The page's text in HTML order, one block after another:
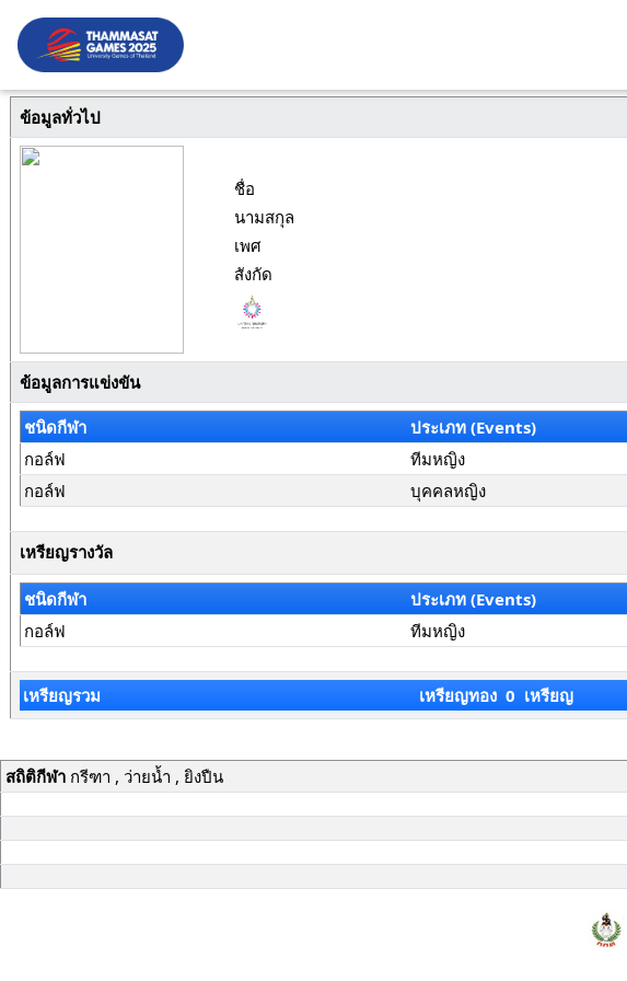
ข้อมูลทั่วไป
ชื่อ
นามสกุล
เพศ
สังกัด
ข้อมูลการแข่งขัน
ชนิดกีฬา
ประเภท (Events)
กอล์ฟ
ทีมหญิง
กอล์ฟ
บุคคลหญิง
เหรียญรางวัล
ชนิดกีฬา ประเภท (Events)
กอล์ฟ
ทีมหญิง
เหรียญรวม เหรียญทอง 0 เหรียญ
สถิติกีฬากรีฑา , ว่ายน้ำ , ยิงปืน